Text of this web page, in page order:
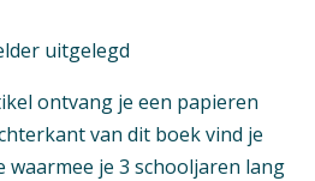
uitgelegd
ontvang je een papieren
van dit boek vind je
waarmee je 3 schooljaren lang